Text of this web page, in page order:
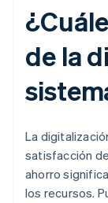
de la
La
satisfacción
ahorro
los recursos.